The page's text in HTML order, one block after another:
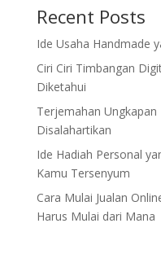
Recent Posts
Ide Usaha Handmade
Ciri Ciri Timbangan
Diketahui
Terjemahan
Disalahartikan
Ide Hadiah Personal
Kamu Tersenyum
Cara Mulai Jualan
Harus Mulai dari Mana